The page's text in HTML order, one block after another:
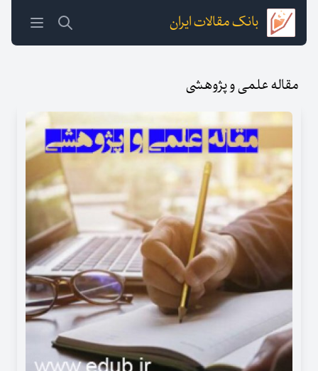
بانک مقالات ایران
مقاله علمی و پژوهشی